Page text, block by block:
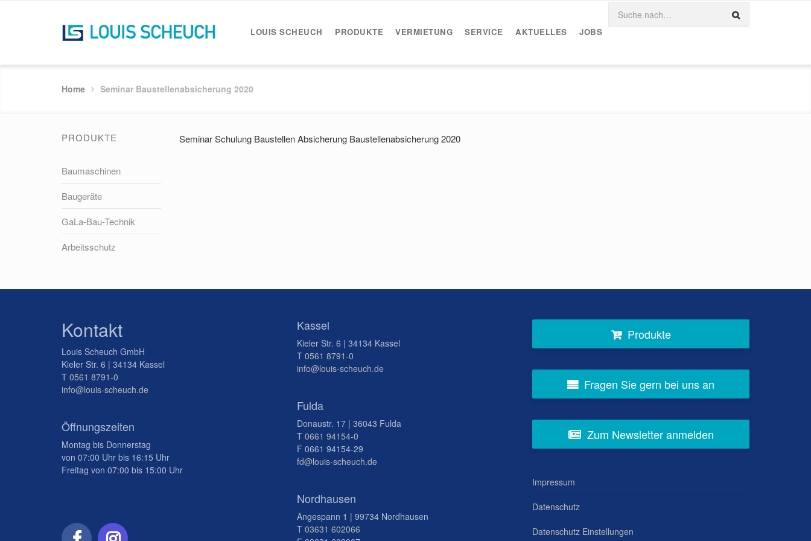
LOUIS SCHEUCH PRODUKTE VERMIETUNG SERVICE AKTUELLES JOBS
Home Seminar Baustellenabsicherung 2020
PRODUKTE
Baumaschinen
Baugeräte
GaLa-Bau-Technik
Arbeitsschutz
Seminar Schulung Baustellen Absicherung Baustellenabsicherung 2020
Kontakt
Louis Scheuch GmbH
Kieler Str. 6 | 34134 Kassel
T 0561 8791-0
info@louis-scheuch.de
Öffnungszeiten
Montag bis Donnerstag
von 07:00 Uhr bis 16:15 Uhr
Freitag von 07:00 bis 15:00 Uhr
Kassel
Kieler Str. 6 | 34134 Kassel
T 0561 8791-0
info@louis-scheuch.de
Fulda
Donaustr. 17 | 36043 Fulda
T 0661 94154-0
F 0661 94154-29
fd@louis-scheuch.de
Nordhausen
Angespann 1 | 99734 Nordhausen
T 03631 602066
Produkte
Fragen Sie gern bei uns an
Zum Newsletter anmelden
Impressum
Datenschutz
Datenschutz Einstellungen